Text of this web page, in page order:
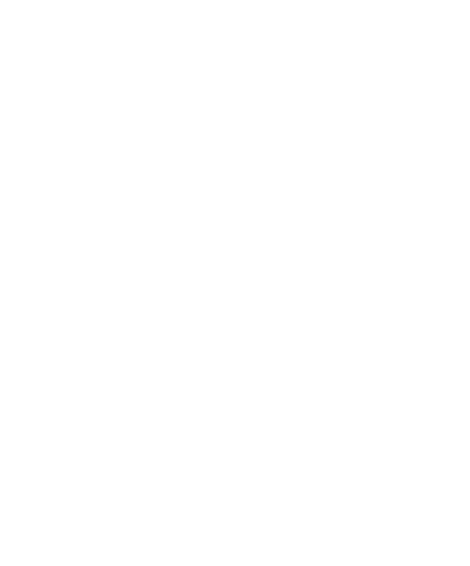
Telecommunication”, una rete globale per
di caratteri necessaria per indirizzare un bonifico
codice SWIFT per filiali diverse. In altri casi,
controllare le ultime cifre. Se il codice
sbagliato, la banca ricevente deve segnalare
immediatamente la tua banca e chiedi di